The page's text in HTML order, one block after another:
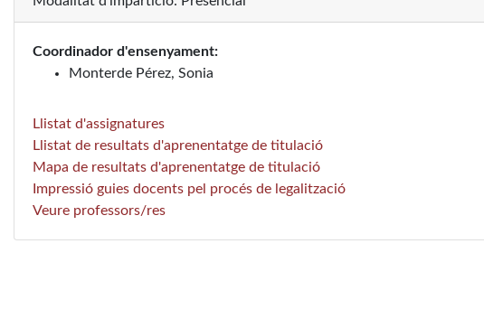
Coordinador d'ensenyament:
Monterde Pérez, Sonia
Llistat d'assignatures
Llistat de resultats d'aprenentatge de titulació
Mapa de resultats d'aprenentatge de titulació
Impressió guies docents pel procés de legalització
Veure professors/res